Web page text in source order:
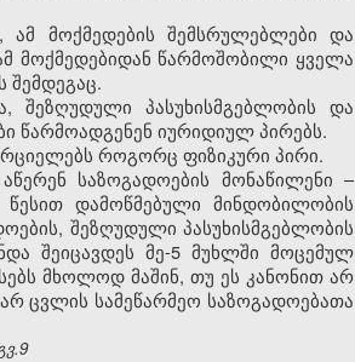
ამ მოქმედების შემსრულებლები და
მოქმედებიდან წარმოშობილი ყველა
შემდეგაც.
შეზღუდული პასუხისმგებლობის და
წარმოადგენენ იურიდიულ პირებს.
როგორც ფიზიკური პირი.
საზოგადოების მონაწილენი –
დამოწმებული მინდობილობის
შეზღუდული პასუხისმგებლობის
შეიცავდეს მე-5 მუხლში მოცემულ
მხოლოდ მაშინ, თუ ეს კანონით არ
ცვლის სამეწარმეო საზოგადოებათა